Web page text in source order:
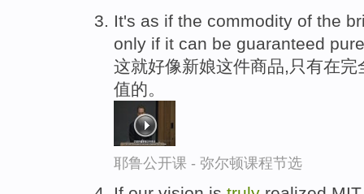
It's as if the commodity of the
only if it can be guaranteed
这就好像新娘这件商品,只有在
值的。
耶鲁公开课 - 弥尔顿课程节选